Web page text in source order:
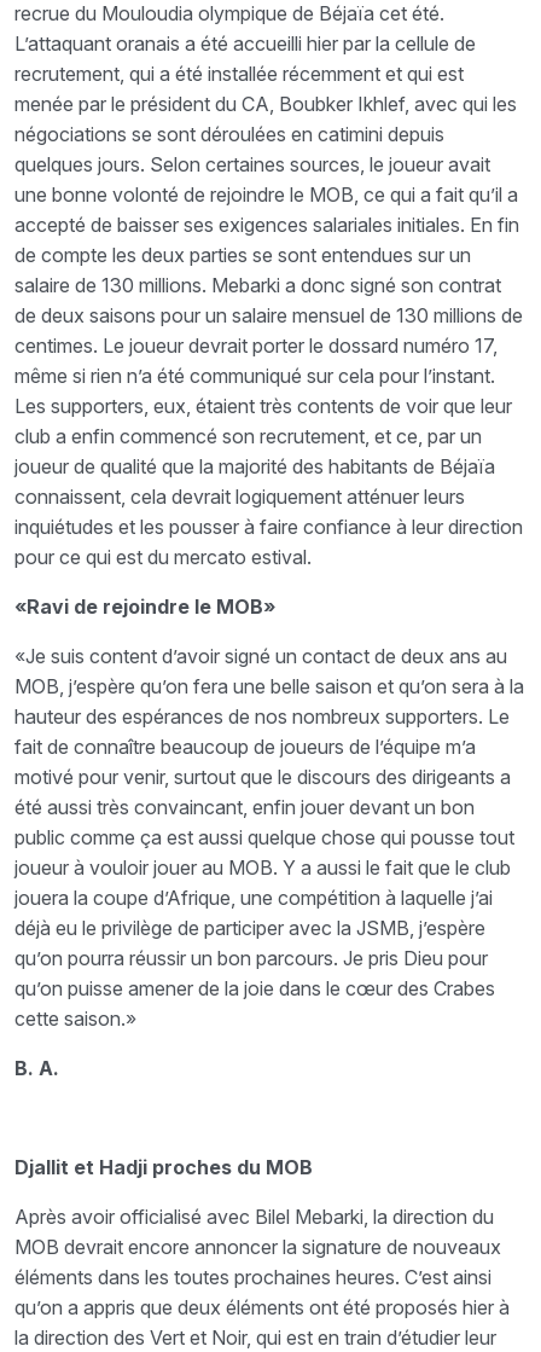
recrue du Mouloudia olympique de Béjaïa cet été.
L’attaquant oranais a été accueilli hier par la cellule de
recrutement, qui a été installée récemment et qui est
menée par le président du CA, Boubker Ikhlef, avec qui les
négociations se sont déroulées en catimini depuis
quelques jours. Selon certaines sources, le joueur avait
une bonne volonté de rejoindre le MOB, ce qui a fait qu’il a
accepté de baisser ses exigences salariales initiales. En fin
de compte les deux parties se sont entendues sur un
salaire de 130 millions. Mebarki a donc signé son contrat
de deux saisons pour un salaire mensuel de 130 millions de
centimes. Le joueur devrait porter le dossard numéro 17,
même si rien n’a été communiqué sur cela pour l’instant.
Les supporters, eux, étaient très contents de voir que leur
club a enfin commencé son recrutement, et ce, par un
joueur de qualité que la majorité des habitants de Béjaïa
connaissent, cela devrait logiquement atténuer leurs
inquiétudes et les pousser à faire confiance à leur direction
pour ce qui est du mercato estival.
«Ravi de rejoindre le MOB»
«Je suis content d’avoir signé un contact de deux ans au
MOB, j’espère qu’on fera une belle saison et qu’on sera à la
hauteur des espérances de nos nombreux supporters. Le
fait de connaître beaucoup de joueurs de l’équipe m’a
motivé pour venir, surtout que le discours des dirigeants a
été aussi très convaincant, enfin jouer devant un bon
public comme ça est aussi quelque chose qui pousse tout
joueur à vouloir jouer au MOB. Y a aussi le fait que le club
jouera la coupe d’Afrique, une compétition à laquelle j’ai
déjà eu le privilège de participer avec la JSMB, j’espère
qu’on pourra réussir un bon parcours. Je pris Dieu pour
qu’on puisse amener de la joie dans le cœur des Crabes
cette saison.»
B. A.
Djallit et Hadji proches du MOB
Après avoir officialisé avec Bilel Mebarki, la direction du
MOB devrait encore annoncer la signature de nouveaux
éléments dans les toutes prochaines heures. C’est ainsi
qu’on a appris que deux éléments ont été proposés hier à
la direction des Vert et Noir, qui est en train d’étudier leur